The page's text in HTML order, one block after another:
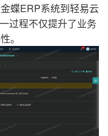
蝶ERP系统到轻易云
过程不仅提升了业务
。